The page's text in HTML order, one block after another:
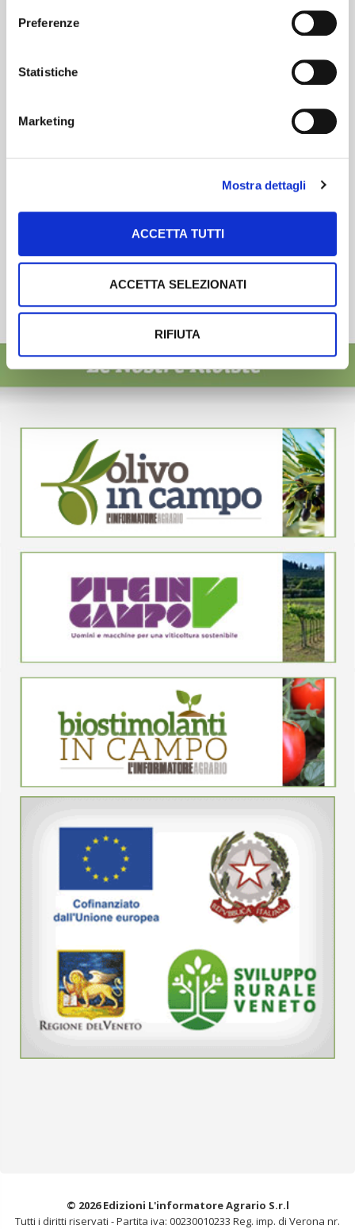
Preferenze
Statistiche
Marketing
Mostra dettagli
ACCETTA TUTTI
ACCETTA SELEZIONATI
RIFIUTA
Scopri un servizio d'informazione di alta qualità. Tagliato sulle tue
© 2026 Edizioni L'informatore Agrario S.r.l
Tutti i diritti riservati -Partita iva: 00230010233 Reg. imp. di Verona nr.